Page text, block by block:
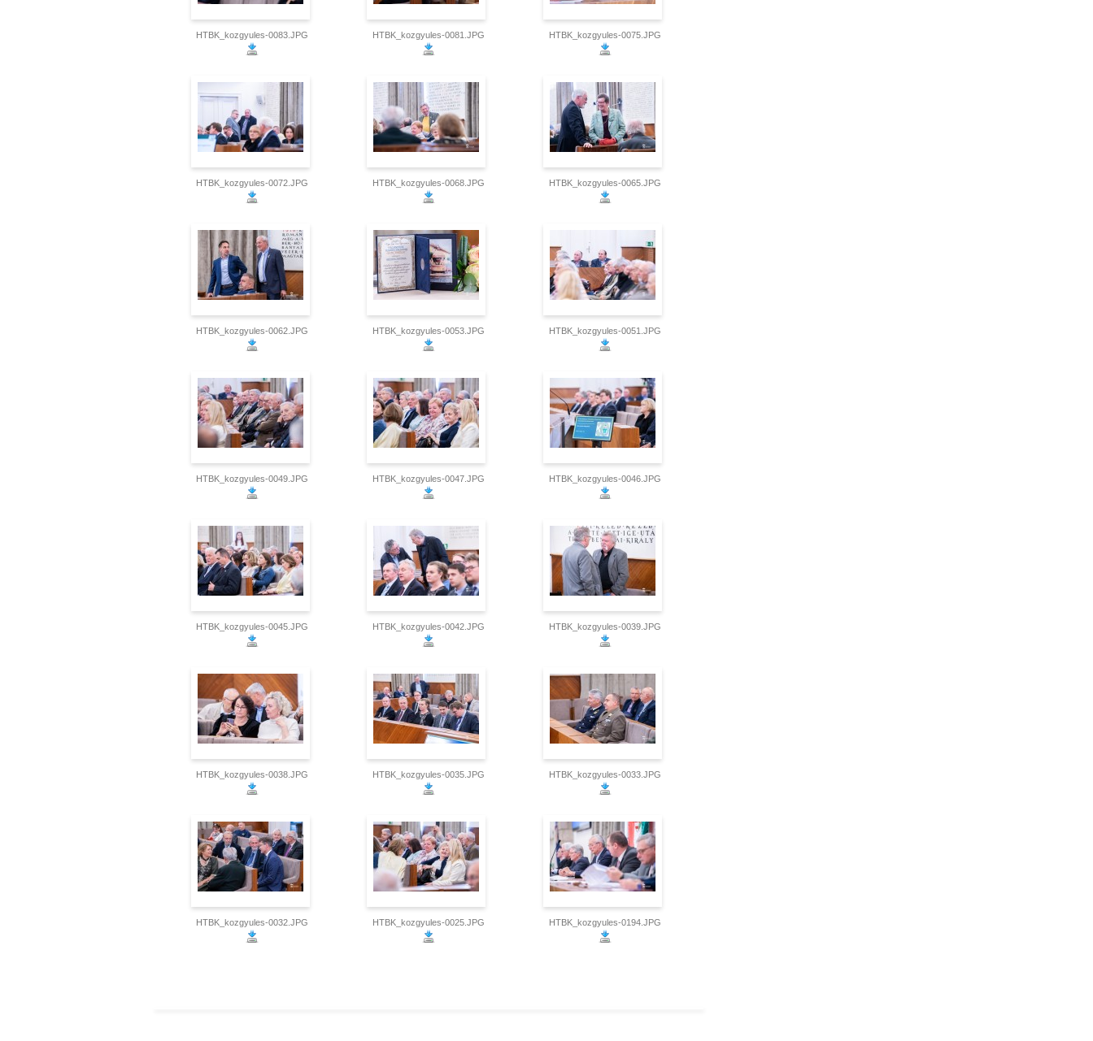
HTBK_kozgyules-0083.JPG HTBK_kozgyules-0081.JPG HTBK_kozgyules-0075.JPG
HTBK_kozgyules-0072.JPG HTBK_kozgyules-0068.JPG HTBK_kozgyules-0065.JPG
HTBK_kozgyules-0062.JPG HTBK_kozgyules-0053.JPG HTBK_kozgyules-0051.JPG
HTBK_kozgyules-0049.JPG HTBK_kozgyules-0047.JPG HTBK_kozgyules-0046.JPG
HTBK_kozgyules-0045.JPG HTBK_kozgyules-0042.JPG HTBK_kozgyules-0039.JPG
HTBK_kozgyules-0038.JPG HTBK_kozgyules-0035.JPG HTBK_kozgyules-0033.JPG
HTBK_kozgyules-0032.JPG HTBK_kozgyules-0025.JPG HTBK_kozgyules-0194.JPG